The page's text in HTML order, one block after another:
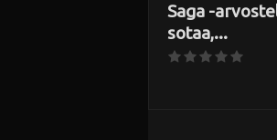
Saga -
sotaa,...